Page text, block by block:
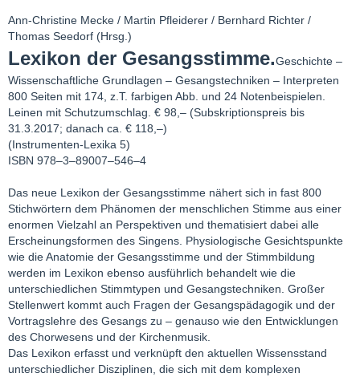
Ann-Christine Mecke / Martin Pfleiderer / Bernhard Richter /
Thomas Seedorf (Hrsg.)
Lexikon der Gesangsstimme.Geschichte –
Wissenschaftliche Grundlagen – Gesangstechniken – Interpreten
800 Seiten mit 174, z.T. farbigen Abb. und 24 Notenbeispielen.
Leinen mit Schutzumschlag. € 98,– (Subskriptionspreis bis
31.3.2017; danach ca. € 118,–)
(Instrumenten-Lexika 5)
ISBN 978–3–89007–546–4
Das neue Lexikon der Gesangsstimme nähert sich in fast 800
Stichwörtern dem Phänomen der menschlichen Stimme aus einer
enormen Vielzahl an Perspektiven und thematisiert dabei alle
Erscheinungsformen des Singens. Physiologische Gesichtspunkte
wie die Anatomie der Gesangsstimme und der Stimmbildung
werden im Lexikon ebenso ausführlich behandelt wie die
unterschiedlichen Stimmtypen und Gesangstechniken. Großer
Stellenwert kommt auch Fragen der Gesangspädagogik und der
Vortragslehre des Gesangs zu – genauso wie den Entwicklungen
des Chorwesens und der Kirchenmusik.
Das Lexikon erfasst und verknüpft den aktuellen Wissensstand
unterschiedlicher Disziplinen, die sich mit dem komplexen